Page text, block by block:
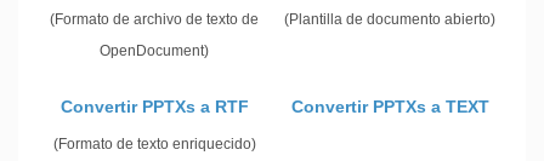
(Formato de archivo de texto de
OpenDocument)
(Plantilla de documento abierto)
Convertir PPTXs a RTF
(Formato de texto enriquecido)
Convertir PPTXs a TEXT